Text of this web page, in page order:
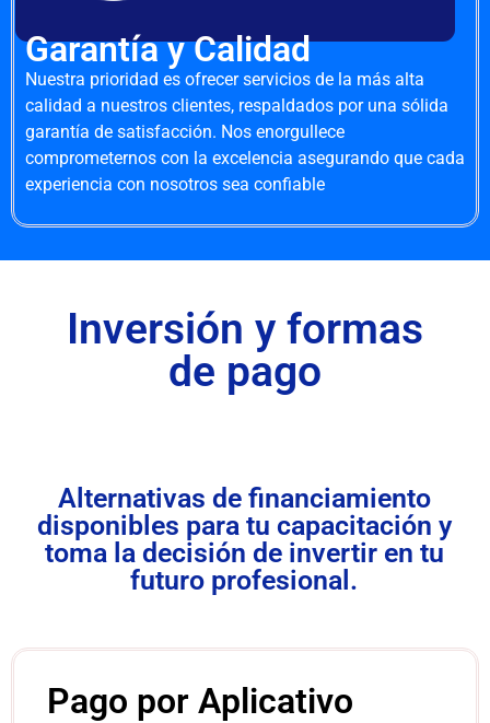
Garantía y Calidad
Nuestra prioridad es ofrecer servicios de la más alta
calidad a nuestros clientes, respaldados por una sólida
garantía de satisfacción. Nos enorgullece
comprometernos con la excelencia asegurando que cada
experiencia con nosotros sea confiable
Inversión y formas
de pago
Alternativas de financiamiento
disponibles para tu capacitación y
toma la decisión de invertir en tu
futuro profesional.
Pago por Aplicativo